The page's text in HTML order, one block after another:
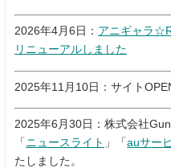
2026年4月6日： アニギャラ
リニューアルしました
2025年11月10日：サイト
2025年6月30日：株式会社
「 ニュースライト 」「 auサー
たしました。